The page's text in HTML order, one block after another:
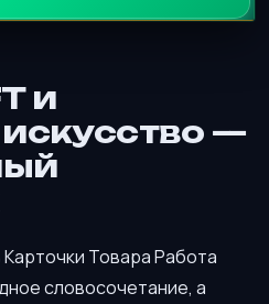
и
—
Товара Работа
словосочетание, а